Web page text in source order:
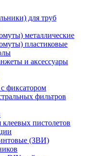
для труб
металлические
пластиковые
и аксессуары
фиксатором
фильтров
пистолетов
(ЗВИ)